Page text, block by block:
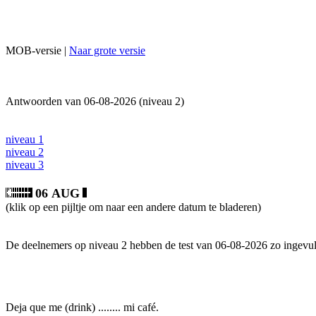
MOB-versie | Naar grote versie
Antwoorden van 06-08-2026 (niveau 2)
niveau 1
niveau 2
niveau 3
06 AUG
(klik op een pijltje om naar een andere datum te bladeren)
De deelnemers op niveau 2 hebben de test van 06-08-2026 zo
Deja que me (drink) ........ mi café.